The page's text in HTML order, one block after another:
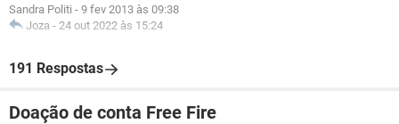
Sandra Politi - 9 fev 2013 às 09:38
Joza - 24 out 2022 às 15:24
191 Respostas
Doação de conta Free Fire